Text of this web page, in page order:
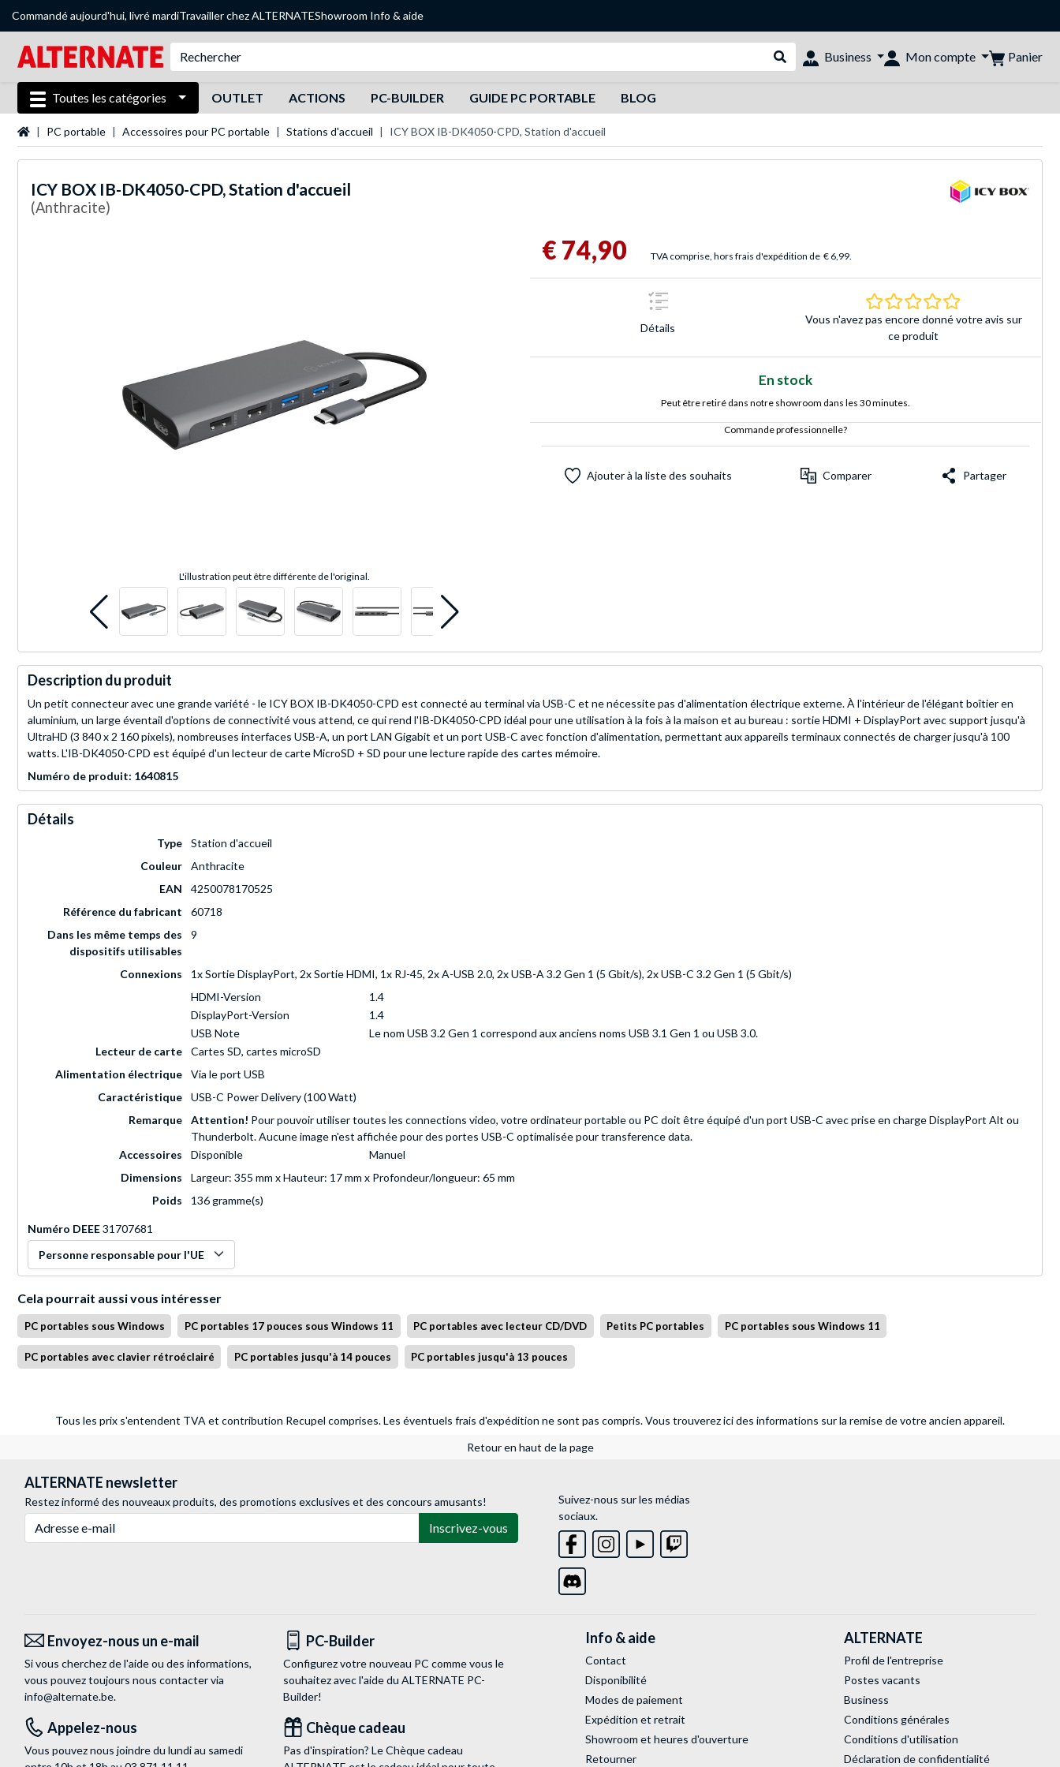
Commandé aujourd'hui, livré mardiTravailler chez ALTERNATEShowroom Info & aide
Rechercher dans le shop
Business Mon compte Panier
Toutes les catégories OUTLET ACTIONS PC-BUILDER GUIDE PC PORTABLE BLOG
Page d'accueil
PC portable Accessoires pour PC portable Stations d'accueil ICY BOX IB-DK4050-CPD, Station d'accueil
ICY BOX IB-DK4050-CPD, Station d'accueil
(Anthracite)
L'illustration peut être différente de l'original.
€ 74,90 TVA comprise, hors frais d'expédition de € 6,99.
Détails
0.0 Étoiles Basé sur
Vous n'avez pas encore donné votre avis sur
ce produit
En stock
Peut être retiré dans notre showroom dans les 30 minutes.
Commande professionnelle?
Ajouter à la liste des souhaits Comparer Partager
Description du produit
Un petit connecteur avec une grande variété - le ICY BOX IB-DK4050-CPD est connecté au terminal via USB-C et ne nécessite pas d'alimentation électrique externe. À l'intérieur de l'élégant boîtier en
aluminium, un large éventail d'options de connectivité vous attend, ce qui rend l'IB-DK4050-CPD idéal pour une utilisation à la fois à la maison et au bureau : sortie HDMI + DisplayPort avec support jusqu'à
UltraHD (3 840 x 2 160 pixels), nombreuses interfaces USB-A, un port LAN Gigabit et un port USB-C avec fonction d'alimentation, permettant aux appareils terminaux connectés de charger jusqu'à 100
watts. L'IB-DK4050-CPD est équipé d'un lecteur de carte MicroSD + SD pour une lecture rapide des cartes mémoire.
Numéro de produit: 1640815
Détails
Type
Station d'accueil
Couleur
Anthracite
EAN
4250078170525
Référence du fabricant
60718
Dans les même temps des
dispositifs utilisables
9
Connexions
1x Sortie DisplayPort, 2x Sortie HDMI, 1x RJ-45, 2x A-USB 2.0, 2x USB-A 3.2 Gen 1 (5 Gbit/s), 2x USB-C 3.2 Gen 1 (5 Gbit/s)
HDMI-Version
1.4
DisplayPort-Version
1.4
USB Note
Le nom USB 3.2 Gen 1 correspond aux anciens noms USB 3.1 Gen 1 ou USB 3.0.
Lecteur de carte
Cartes SD, cartes microSD
Alimentation électrique
Via le port USB
Caractéristique
USB-C Power Delivery (100 Watt)
Remarque
Attention! Pour pouvoir utiliser toutes les connections video, votre ordinateur portable ou PC doit être équipé d'un port USB-C avec prise en charge DisplayPort Alt ou
Thunderbolt. Aucune image n'est affichée pour des portes USB-C optimalisée pour transference data.
Accessoires
Disponible
Manuel
Dimensions
Largeur: 355 mm x Hauteur: 17 mm x Profondeur/longueur: 65 mm
Poids
136 gramme(s)
Numéro DEEE31707681
Personne responsable pour l'UE
Cela pourrait aussi vous intéresser
PC portables sous Windows PC portables 17 pouces sous Windows 11 PC portables avec lecteur CD/DVD Petits PC portables PC portables sous Windows 11
PC portables avec clavier rétroéclairé PC portables jusqu'à 14 pouces PC portables jusqu'à 13 pouces
Tous les prix s'entendent TVA et contribution Recupel comprises. Les éventuels frais d'expédition ne sont pas compris.Vous trouverez ici des informations sur la remise de votre ancien appareil.
Retour en haut de la page
ALTERNATE newsletter
Restez informé des nouveaux produits, des promotions exclusives et des concours amusants!
Inscrivez-vous
Suivez-nous sur les médias
sociaux.
Envoyez-nous un e-mail
Si vous cherchez de l'aide ou des informations,
vous pouvez toujours nous contacter via
info@alternate.be.
PC-Builder
Configurez votre nouveau PC comme vous le
souhaitez avec l'aide du ALTERNATE PC-
Builder!
Appelez-nous
Vous pouvez nous joindre du lundi au samedi
Chèque cadeau
Pas d'inspiration? Le Chèque cadeau
Info & aide
Contact
Disponibilité
Modes de paiement
Expédition et retrait
Showroom et heures d'ouverture
Retourner
ALTERNATE
Profil de l'entreprise
Postes vacants
Business
Conditions générales
Conditions d'utilisation
Déclaration de confidentialité